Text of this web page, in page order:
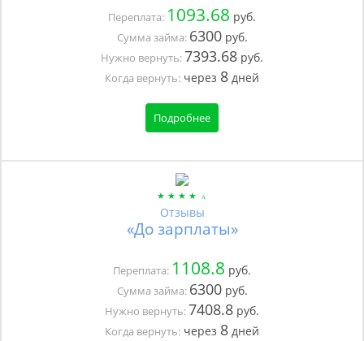
Переплата: 1093.68 руб.
Сумма займа: 6300руб.
Нужно вернуть:7393.68 руб.
Когда вернуть: через 8 дней
Подробнее
Отзывы
«До зарплаты»
Переплата: 1108.8 руб.
Сумма займа: 6300руб.
Нужно вернуть:7408.8 руб.
Когда вернуть: через 8 дней